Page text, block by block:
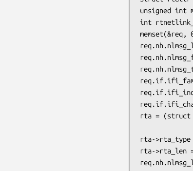
unsigned int
int rtnetlink_sk
req.if.ifi_index
rta =
rta->rta_type
rta->rta_len =